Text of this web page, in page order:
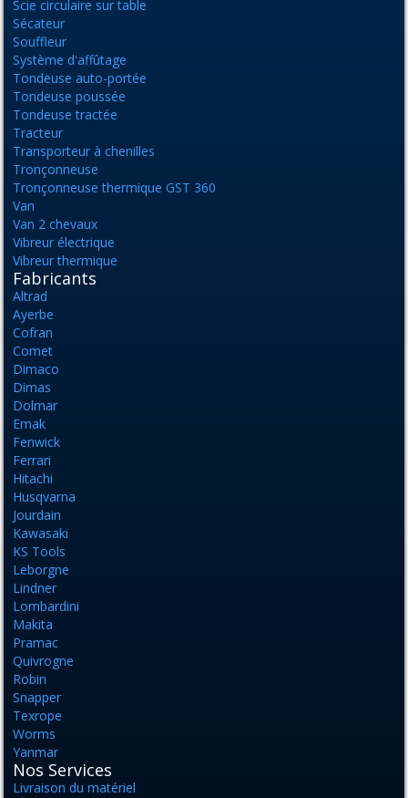
Scie circulaire sur table
Sécateur
Souffleur
Système d'affûtage
Tondeuse auto-portée
Tondeuse poussée
Tondeuse tractée
Tracteur
Transporteur à chenilles
Tronçonneuse
Tronçonneuse thermique GST 360
Van
Van 2 chevaux
Vibreur électrique
Vibreur thermique
Fabricants
Altrad
Ayerbe
Cofran
Comet
Dimaco
Dimas
Dolmar
Emak
Fenwick
Ferrari
Hitachi
Husqvarna
Jourdain
Kawasaki
KS Tools
Leborgne
Lindner
Lombardini
Makita
Pramac
Quivrogne
Robin
Snapper
Texrope
Worms
Yanmar
Nos Services
Livraison du matériel